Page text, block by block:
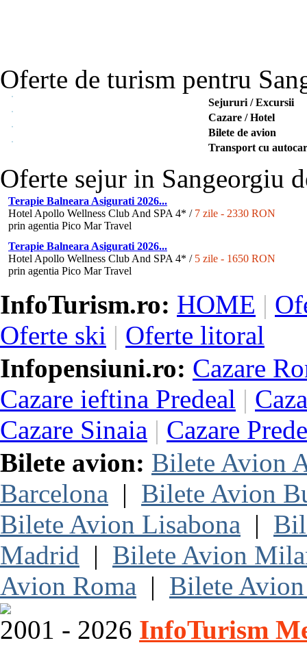
Oferte de turism pentru
Sejururi / Excursii
Cazare / Hotel
Bilete de avion
Transport cu
Oferte sejur in Sangeorgiu
Terapie Balneara Asigurati 2026...
Hotel Apollo Wellness Club And SPA 4* / 7 zile - 2330 RON
prin agentia Pico Mar Travel
Terapie Balneara Asigurati 2026...
Hotel Apollo Wellness Club And SPA 4* / 5 zile - 1650 RON
prin agentia Pico Mar Travel
InfoTurism.ro: HOME |
Oferte ski | Oferte litoral
Infopensiuni.ro: Cazare
Cazare ieftina Predeal |
Cazare Sinaia | Cazare
Bilete avion: Bilete Avion
Barcelona | Bilete Avion
Bilete Avion Lisabona |
Madrid | Bilete Avion
Avion Roma | Bilete
2001 - 2026 InfoTurism